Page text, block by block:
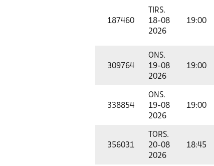
187460
TIRS.
18-08
2026
19:00
309764
ONS.
19-08
2026
19:00
338854
ONS.
19-08
2026
19:00
356031
TORS.
20-08
2026
18:45